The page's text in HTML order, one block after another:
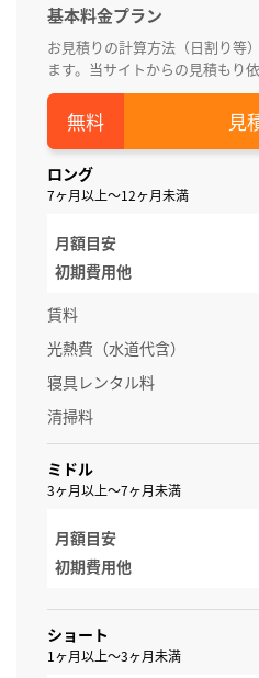
基本料金プラン
お見積りの計算方法（日割り等
ます。当サイトからの見積もり
見
ロング
7ヶ月以上～12ヶ月未満
月額目安
初期費用他
賃料
光熱費（水道代含）
寝具レンタル料
清掃料
ミドル
3ヶ月以上～7ヶ月未満
月額目安
初期費用他
ショート
1ヶ月以上～3ヶ月未満